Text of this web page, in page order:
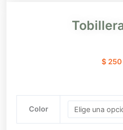
$250
Color
T04
cantidad